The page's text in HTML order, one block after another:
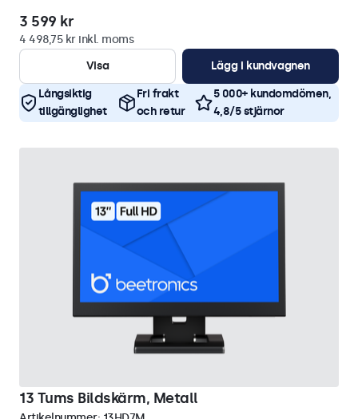
3 599 kr
4 498,75 kr inkl. moms
Visa
Lägg i kundvagnen
Långsiktig
tillgänglighet
Fri frakt
och retur
5 000+ kundomdömen,
4,8/5 stjärnor
13 Tums Bildskärm, Metall